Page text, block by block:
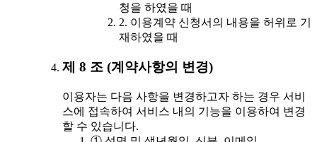
청을 하였을 때
2. 이용계약 신청서의 내용을 허위로 기
재하였을 때
제 8 조 (계약사항의 변경)
이용자는 다음 사항을 변경하고자 하는 경우 서비
스에 접속하여 서비스 내의 기능을 이용하여 변경
할 수 있습니다.